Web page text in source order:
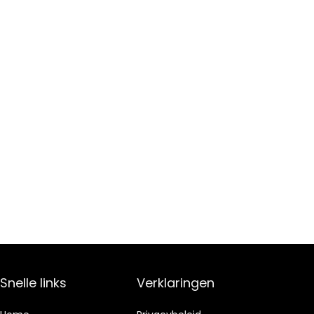
Snelle links Verklaringen